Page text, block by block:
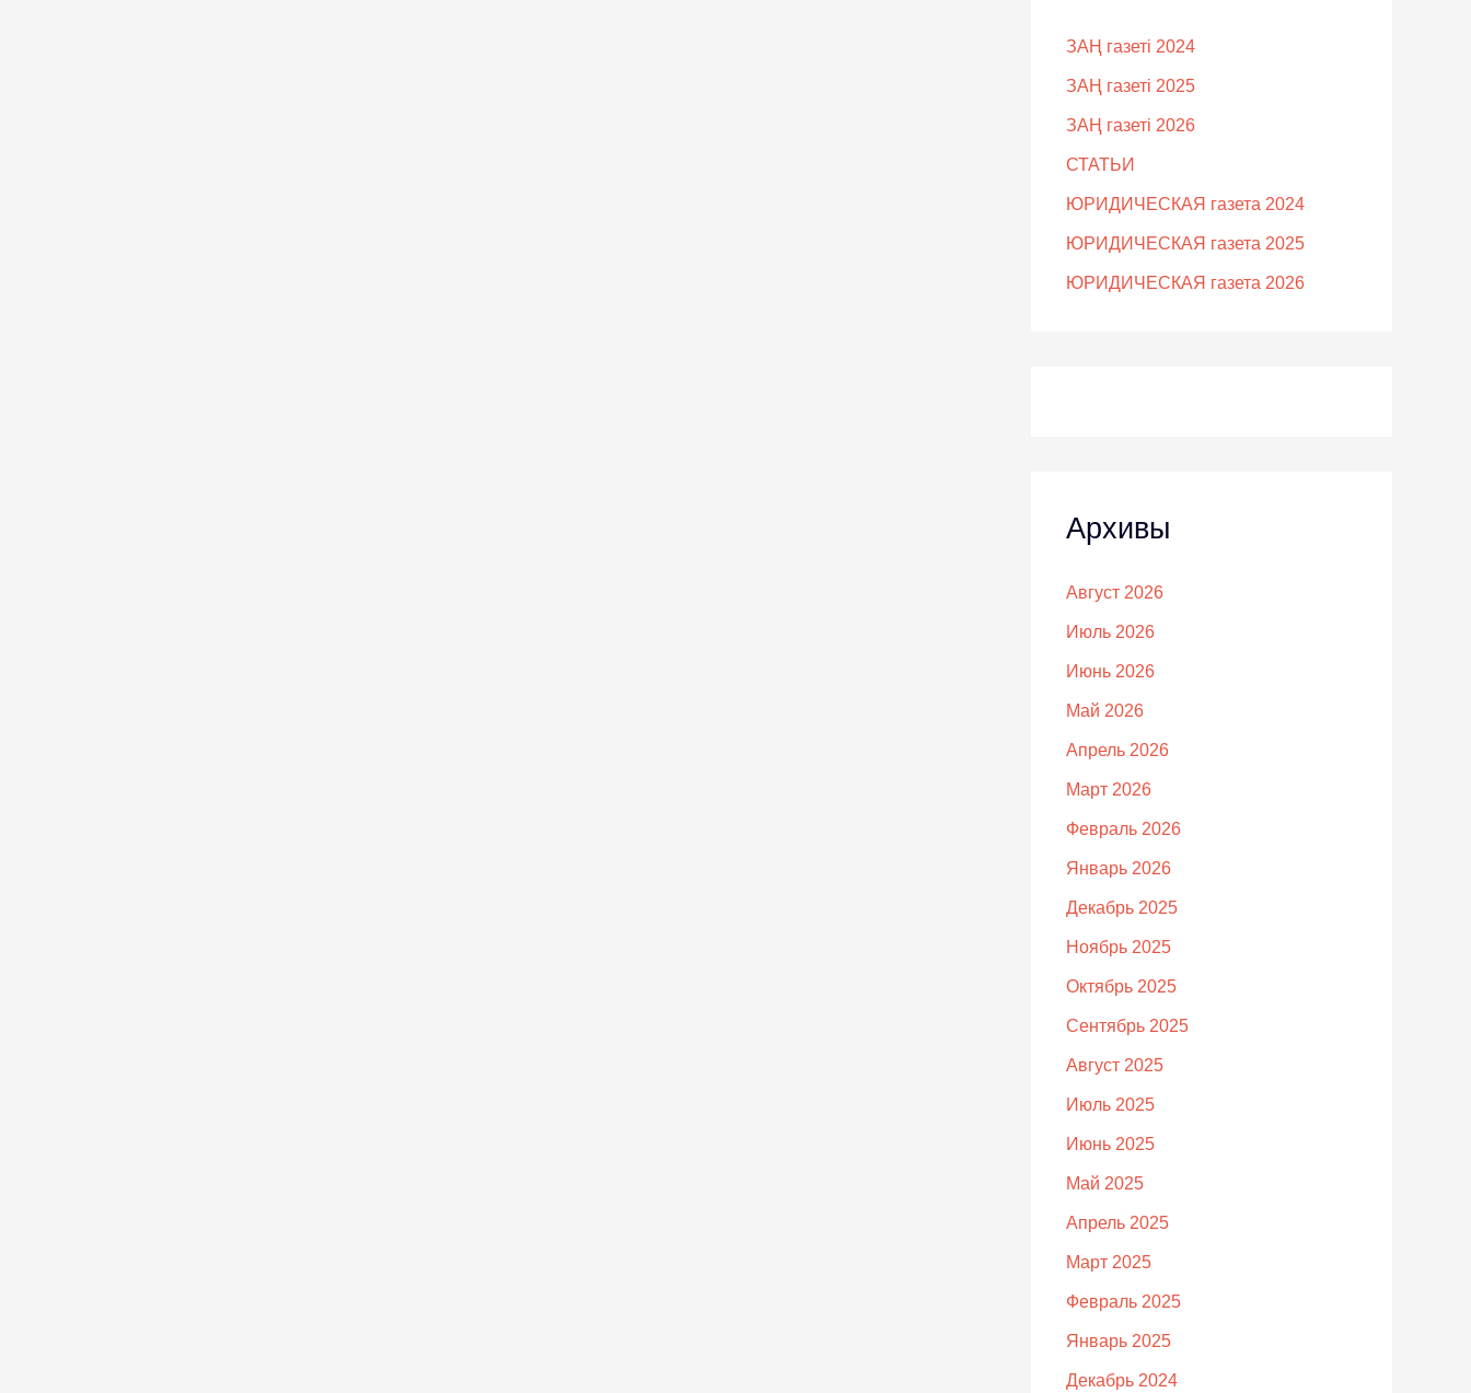
ЗАҢ газеті 2024
ЗАҢ газеті 2025
ЗАҢ газеті 2026
СТАТЬИ
ЮРИДИЧЕСКАЯ газета 2024
ЮРИДИЧЕСКАЯ газета 2025
ЮРИДИЧЕСКАЯ газета 2026
Архивы
Август 2026
Июль 2026
Июнь 2026
Май 2026
Апрель 2026
Март 2026
Февраль 2026
Январь 2026
Декабрь 2025
Ноябрь 2025
Октябрь 2025
Сентябрь 2025
Август 2025
Июль 2025
Июнь 2025
Май 2025
Апрель 2025
Март 2025
Февраль 2025
Январь 2025
Декабрь 2024